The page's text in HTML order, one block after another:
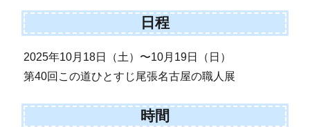
日程
2025年10月18日（土）〜10月19日（日）
第40回この道ひとすじ尾張名古屋の職人展
時間